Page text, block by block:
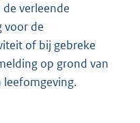
verleende
voor de
of bij gebreke
op grond van
leefomgeving.